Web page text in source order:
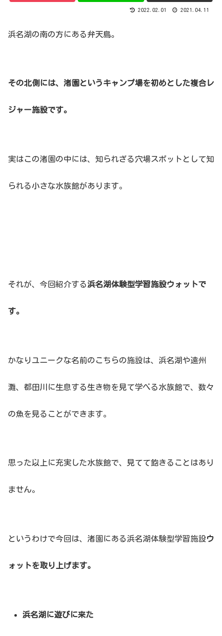
2022.02.01 2021.04.11
浜名湖の南の方にある弁天島。
その北側には、渚園というキャンプ場を初めとした複合レ
ジャー施設です。
実はこの渚園の中には、知られざる穴場スポットとして知
られる小さな水族館があります。
それが、今回紹介する浜名湖体験型学習施設ウォットで
す。
かなりユニークな名前のこちらの施設は、浜名湖や遠州
灘、都田川に生息する生き物を見て学べる水族館で、数々
の魚を見ることができます。
思った以上に充実した水族館で、見てて飽きることはあり
ません。
というわけで今回は、渚園にある浜名湖体験型学習施設ウ
ォットを取り上げます。
浜名湖に遊びに来た